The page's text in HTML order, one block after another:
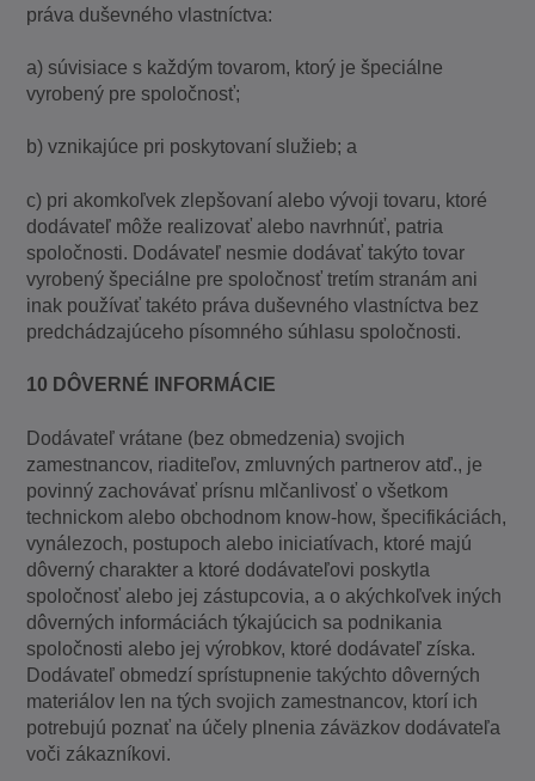
práva duševného vlastníctva:
a) súvisiace s každým tovarom, ktorý je špeciálne
vyrobený pre spoločnosť;
b) vznikajúce pri poskytovaní služieb; a
c) pri akomkoľvek zlepšovaní alebo vývoji tovaru, ktoré
dodávateľ môže realizovať alebo navrhnúť, patria
spoločnosti. Dodávateľ nesmie dodávať takýto tovar
vyrobený špeciálne pre spoločnosť tretím stranám ani
inak používať takéto práva duševného vlastníctva bez
predchádzajúceho písomného súhlasu spoločnosti.
10 DÔVERNÉ INFORMÁCIE
Dodávateľ vrátane (bez obmedzenia) svojich
zamestnancov, riaditeľov, zmluvných partnerov atď., je
povinný zachovávať prísnu mlčanlivosť o všetkom
technickom alebo obchodnom know-how, špecifikáciách,
vynálezoch, postupoch alebo iniciatívach, ktoré majú
dôverný charakter a ktoré dodávateľovi poskytla
spoločnosť alebo jej zástupcovia, a o akýchkoľvek iných
dôverných informáciách týkajúcich sa podnikania
spoločnosti alebo jej výrobkov, ktoré dodávateľ získa.
Dodávateľ obmedzí sprístupnenie takýchto dôverných
materiálov len na tých svojich zamestnancov, ktorí ich
potrebujú poznať na účely plnenia záväzkov dodávateľa
voči zákazníkovi.